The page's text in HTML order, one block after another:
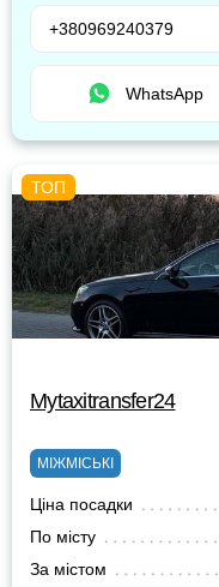
+380969240379
WhatsApp
Mytaxitransfer24
МІЖМІСЬКІ
Ціна посадки
По місту
За містом